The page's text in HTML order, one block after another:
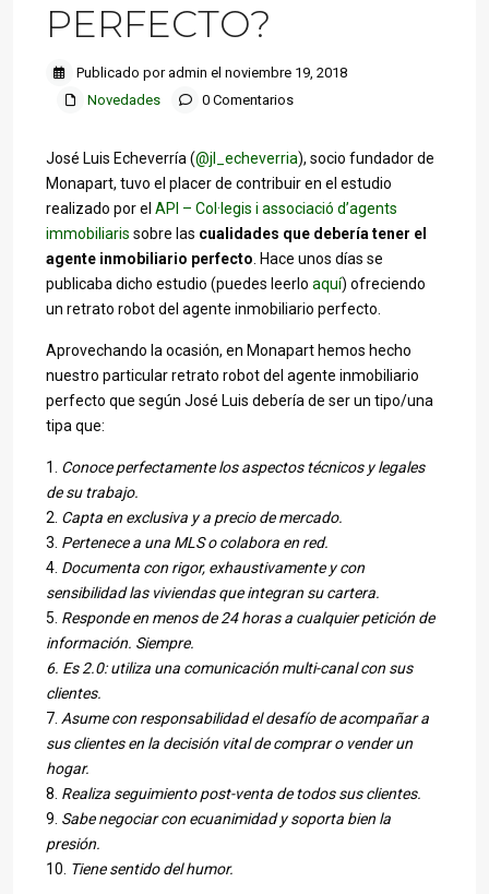
PERFECTO?
Publicado por admin el noviembre 19, 2018
Novedades
0 Comentarios
José Luis Echeverría (@jl_echeverria), socio fundador de
Monapart, tuvo el placer de contribuir en el estudio
realizado por el API – Col·legis i associació d’agents
immobiliaris sobre las cualidades que debería tener el
agente inmobiliario perfecto . Hace unos días se
publicaba dicho estudio (puedes leerlo aquí) ofreciendo
un retrato robot del agente inmobiliario perfecto.
Aprovechando la ocasión, en Monapart hemos hecho
nuestro particular retrato robot del agente inmobiliario
perfecto que según José Luis debería de ser un tipo/una
tipa que:
1.
Conoce perfectamente los aspectos técnicos y legales
de su trabajo.
2. Capta en exclusiva y a precio de mercado.
3. Pertenece a una MLS o colabora en red.
4. Documenta con rigor, exhaustivamente y con
sensibilidad las viviendas que integran su cartera.
5. Responde en menos de 24 horas a cualquier petición de
información. Siempre.
6. Es 2.0: utiliza una comunicación multi-canal con sus
clientes.
7. Asume con responsabilidad el desafío de acompañar a
sus clientes en la decisión vital de comprar o vender un
hogar.
8. Realiza seguimiento post-venta de todos sus clientes.
9. Sabe negociar con ecuanimidad y soporta bien la
presión.
10. Tiene sentido del humor.